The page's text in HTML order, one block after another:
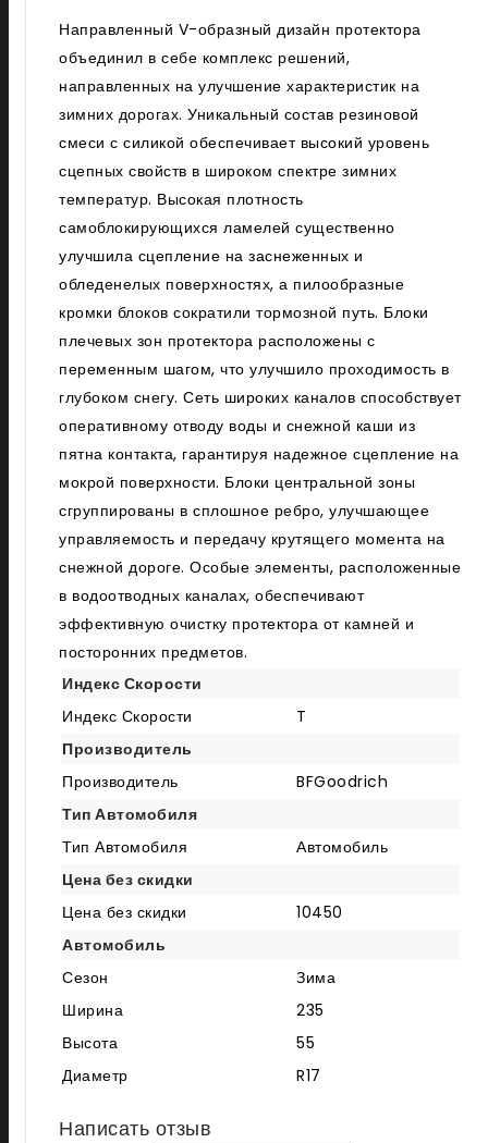
Направленный V-образный дизайн протектора
объединил в себе комплекс решений,
направленных на улучшение характеристик на
зимних дорогах. Уникальный состав резиновой
смеси с силикой обеспечивает высокий уровень
сцепных свойств в широком спектре зимних
температур. Высокая плотность
самоблокирующихся ламелей существенно
улучшила сцепление на заснеженных и
обледенелых поверхностях, а пилообразные
кромки блоков сократили тормозной путь. Блоки
плечевых зон протектора расположены с
переменным шагом, что улучшило проходимость в
глубоком снегу. Сеть широких каналов способствует
оперативному отводу воды и снежной каши из
пятна контакта, гарантируя надежное сцепление на
мокрой поверхности. Блоки центральной зоны
сгруппированы в сплошное ребро, улучшающее
управляемость и передачу крутящего момента на
снежной дороге. Особые элементы, расположенные
в водоотводных каналах, обеспечивают
эффективную очистку протектора от камней и
посторонних предметов.
Индекс Скорости
Индекс Скорости
T
Производитель
Производитель
BFGoodrich
Тип Автомобиля
Тип Автомобиля
Автомобиль
Цена без скидки
Цена без скидки
10450
Автомобиль
Сезон
Зима
Ширина
235
Высота
55
Диаметр
R17
Написать отзыв